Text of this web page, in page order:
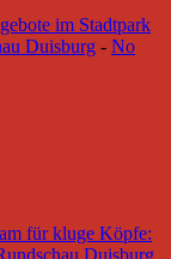
im Stadtpark
Duisburg - No
für kluge Köpfe:
Duisburg